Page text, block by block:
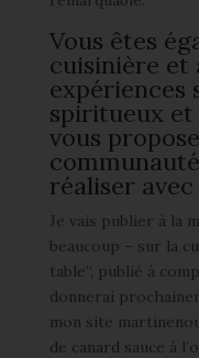
Vous êtes
cuisinière et
expériences
spiritueux
vous
réaliser
Je vais publier à la
beaucoup – sur la
table”, publié à
donnerai
mon site
de canard sauce à